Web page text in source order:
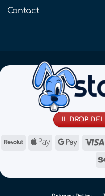
Contact
IL DROP
RevolutApple Google